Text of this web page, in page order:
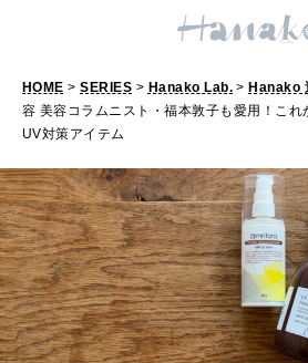
TRAVEL
どこ行く？
FORTUNE
明日のわたし
[12星座別] Weekly
[12星座別] Monthly Love
HEALTH
自分にやさしく
HOME >SERIES > Hanako Lab. > Hanako
容 美容コラムニスト・福本敦子も愛用！こ
UV対策アイテム